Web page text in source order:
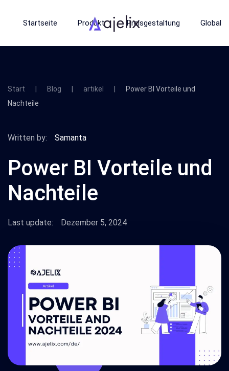
Startseite Produkt Preisgestaltung Global
Start Blog artikel
Power BI Vorteile und
Nachteile
Written by: Samanta
Power BI Vorteile und
Nachteile
Last update: Dezember 5, 2024